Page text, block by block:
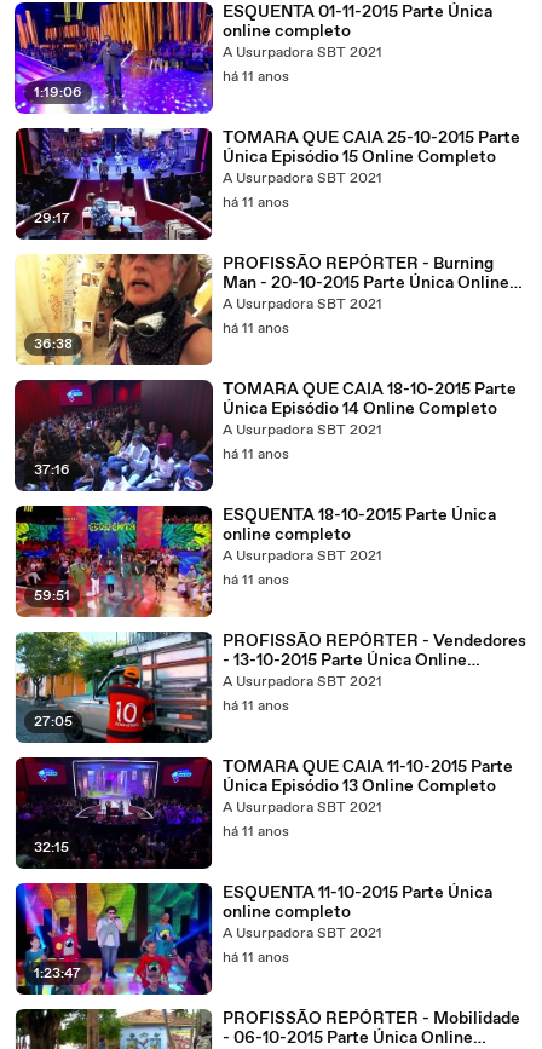
1:19:06
ESQUENTA 01-11-2015 Parte Única
online completo
A Usurpadora SBT 2021
há 11 anos
29:17
TOMARA QUE CAIA 25-10-2015 Parte
Única Episódio 15 Online Completo
A Usurpadora SBT 2021
há 11 anos
36:38
PROFISSÃO REPÓRTER - Burning
Man - 20-10-2015 Parte Única Online
Completo
A Usurpadora SBT 2021
há 11 anos
37:16
TOMARA QUE CAIA 18-10-2015 Parte
Única Episódio 14 Online Completo
A Usurpadora SBT 2021
há 11 anos
59:51
ESQUENTA 18-10-2015 Parte Única
online completo
A Usurpadora SBT 2021
há 11 anos
27:05
PROFISSÃO REPÓRTER - Vendedores
- 13-10-2015 Parte Única Online
Completo
A Usurpadora SBT 2021
há 11 anos
32:15
TOMARA QUE CAIA 11-10-2015 Parte
Única Episódio 13 Online Completo
A Usurpadora SBT 2021
há 11 anos
1:23:47
ESQUENTA 11-10-2015 Parte Única
online completo
A Usurpadora SBT 2021
há 11 anos
PROFISSÃO REPÓRTER - Mobilidade
- 06-10-2015 Parte Única Online